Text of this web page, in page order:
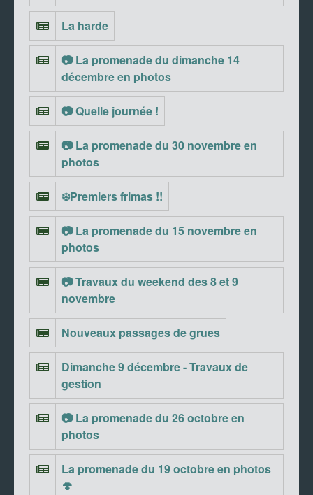
La harde
📷 La promenade du dimanche 14
décembre en photos
📷 Quelle journée !
📷 La promenade du 30 novembre en
photos
❄️Premiers frimas !!
📷 La promenade du 15 novembre en
photos
📷 Travaux du weekend des 8 et 9
novembre
Nouveaux passages de grues
Dimanche 9 décembre - Travaux de
gestion
📷 La promenade du 26 octobre en
photos
La promenade du 19 octobre en photos
🍄